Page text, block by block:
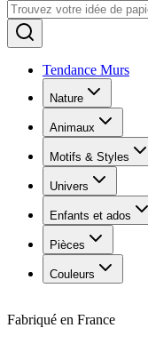
Tendance Murs
Nature
Animaux
Motifs & Styles
Univers
Enfants et ados
Pièces
Couleurs
Fabriqué en France